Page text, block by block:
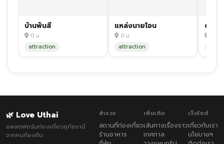
บ้านพันสี
0 ม.
attraction
แหล่งนายโอน
0 ม.
attraction
🌿 Love Uthai
แพลตฟอร์มท่องเที่ยวอุทัยธานี
จากคนท้องถิ่น
สำรวจ
สถานที่ท่องเที่ยว
ร้านอาหาร
เพิ่มเติม
เส้นทางเรื่องราว
เทศกาล
เว็บไซต์
เกี่ยวกับเรา
นโยบายฯ